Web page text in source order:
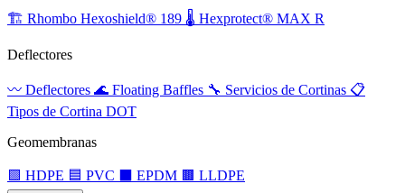
🏗️ Rhombo Hexoshield® 189 🌡️ Hexprotect® MAX R
Deflectores
〰️ Deflectores 🌊 Floating Baffles 🔧 Servicios de Cortinas 📋
Tipos de Cortina DOT
Geomembranas
🟩 HDPE 🟦 PVC EPDM 🟫 LLDPE